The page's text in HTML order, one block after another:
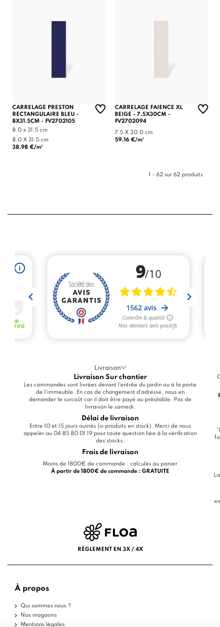
CARRELAGE PRESTON
RECTANGULAIRE BLEU -
8X31.5CM - FV2702105
8.0 x 31.5 cm
8.0 X 31.5 cm
38.98 €/m²
CARRELAGE FAIENCE XL
BEIGE - 7.5X30CM -
FV2702094
7.5 X 30.0 cm
59.16 €/m²
1 - 62 sur 62 produits
Livraison
Livraison Sur chantier
Les commandes sont livrées devant l'entrée du jardin ou à la porte
de l'immeuble. En cas de changement d'adresse, nous en
demander le surcoût car il doit être payé au préalable. Pas de
livraison le samedi.
Délai de livraison
Entre 10 et 15 jours ouvrés (si produits en stock). Merci de nous
appeler au 04 85 80 01 19 pour toute question liée à la vérification
des stocks.
Frais de livraison
Moins de 1800€ de commande : calculés au panier
À partir de 1800€ de commande : GRATUITE
RÈGLEMENT EN 3X / 4X
À propos
Qui sommes nous ?
Nos magasins
Mentions légales